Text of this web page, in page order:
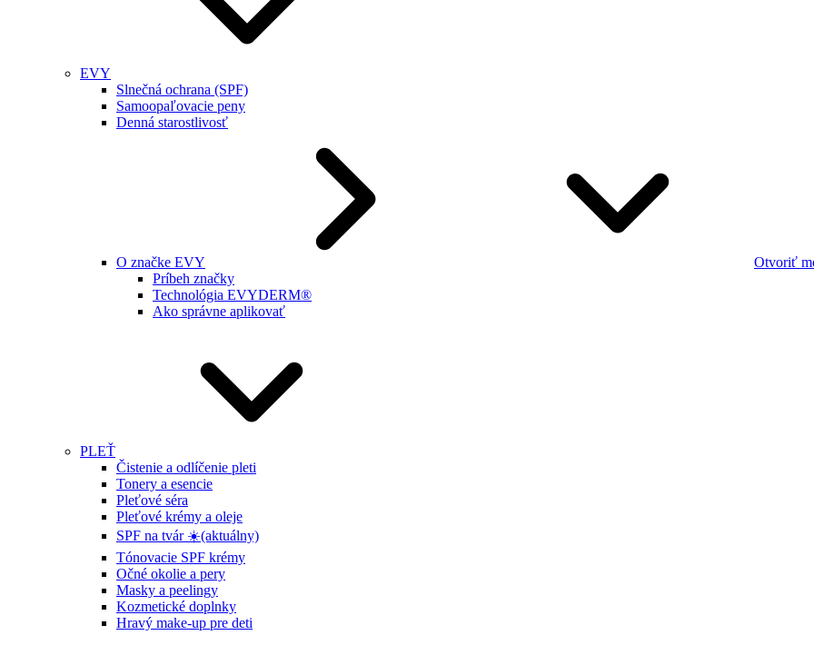
EVY
Slnečná ochrana (SPF)
Samoopaľovacie peny
Denná starostlivosť
O značke EVY
Otvoriť
Príbeh značky
Technológia EVYDERM®
Ako správne aplikovať
PLEŤ
Čistenie a odlíčenie pleti
Tonery a esencie
Pleťové séra
Pleťové krémy a oleje
SPF na tvár ☀️(aktuálny)
Tónovacie SPF krémy
Očné okolie a pery
Masky a peelingy
Kozmetické doplnky
Hravý make-up pre deti